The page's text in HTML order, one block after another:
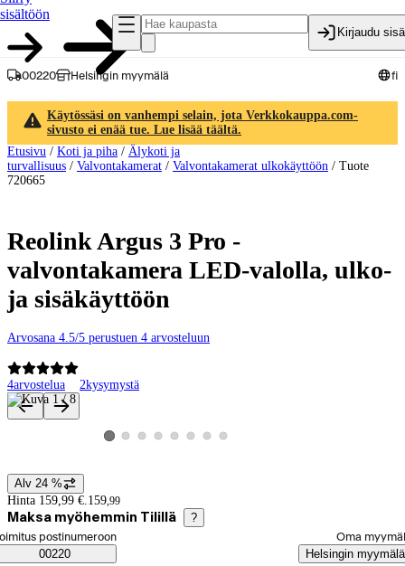
sisältöön
Kirjaudu
00220 Helsingin myymälä fi
Käytössäsi on vanhempi selain, jota Verkkokauppa.com-
sivusto ei enää tue. Lue lisää täältä.
Etusivu / Koti ja piha / Älykoti ja
turvallisuus / Valvontakamerat / Valvontakamerat ulkokäyttöön / Tuote
720665
Reolink Argus 3 Pro -
valvontakamera LED-valolla, ulko-
ja sisäkäyttöön
Arvosana 4.5/5 perustuen 4 arvosteluun
4arvostelua 2kysymystä
Tuotteen kuvat ja videot
Katso tuotekuva 1
Katso tuotekuva 2
Katso tuotekuva 3
Katso tuotekuva 4
Katso tuotekuva 5
Katso tuotekuva 6
Katso tuotekuva 7
Katso tuotekuva 8
Hintatiedot
Alv 24 %
Hinta 159,99 €. 159,99
Maksa myöhemmin Tilillä ?
Saatavuustiedot
tilaustapa
postinumeroon
00220
Oma
Helsingin myymälä